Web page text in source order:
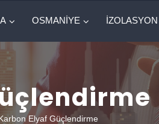
OSMANİYE İZOLASYON
Elyaf Güçlendirme